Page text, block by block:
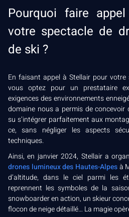
Pourquoi faire
votre spectacle de
de ski ?
En faisant appel à Stellair pour votre
vous optez pour un prestataire
exigences des environnements
domaine nous a permis de
su s’intégrer parfaitement aux
ce, sans négliger les aspects
techniques.
Ainsi, en janvier 2024, Stellair a
drones lumineux des Hautes-Alpesà
d’altitude, dans le ciel parmi les
reprennent les symboles de la
snowboarder en action, un skieur
flocon de neige détaillé… La magie